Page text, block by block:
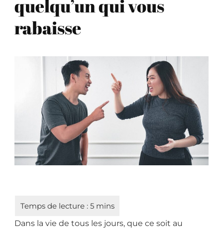
quelqu’un qui vous
rabaisse
Dans la vie de tous les jours, que ce soit au